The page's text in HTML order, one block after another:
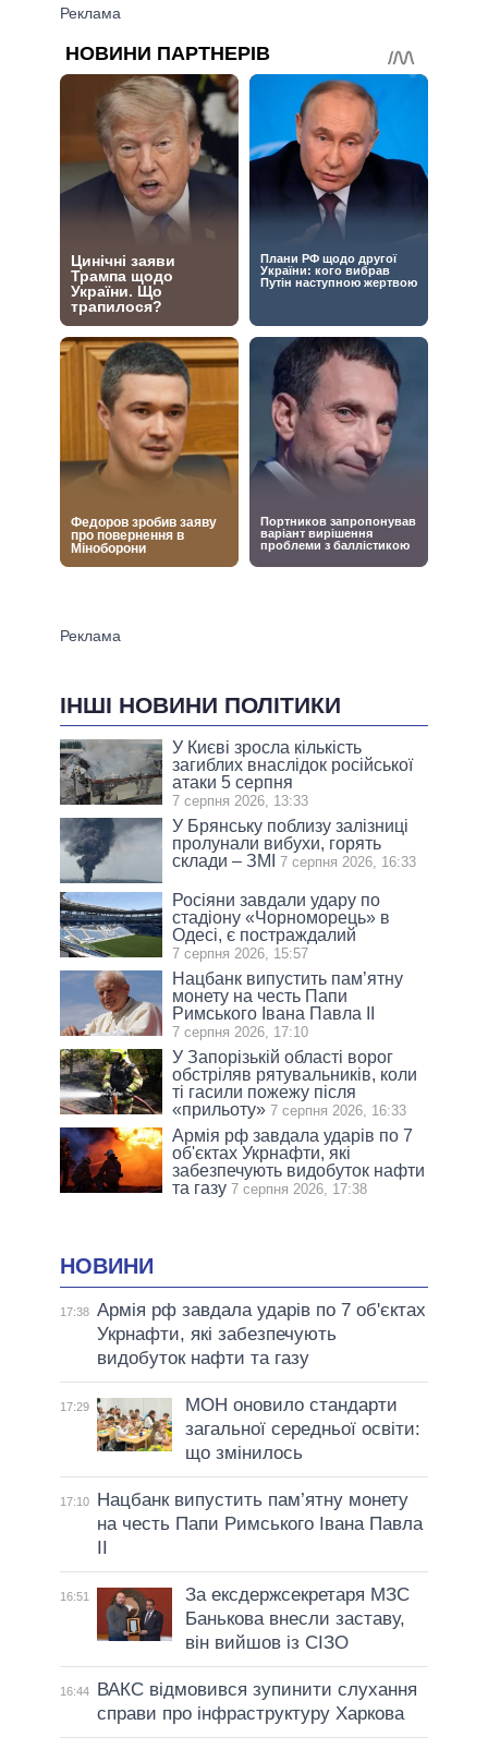
ІНШІ НОВИНИ ПОЛІТИКИ
У Києві зросла кількість
загиблих внаслідок російської
атаки 5 серпня
7 серпня 2026, 13:33
У Брянську поблизу залізниці
пролунали вибухи, горять
склади – ЗМІ
7 серпня 2026, 16:33
Росіяни завдали удару по
стадіону «Чорноморець» в
Одесі, є постраждалий
7 серпня 2026, 15:57
Нацбанк випустить пам’ятну
монету на честь Папи
Римського Івана Павла II
7 серпня 2026, 17:10
У Запорізькій області ворог
обстріляв рятувальників, коли
ті гасили пожежу після
«прильоту» 7 серпня 2026, 16:33
Армія рф завдала ударів по 7
об'єктах Укрнафти, які
забезпечують видобуток нафти
та газу 7 серпня 2026, 17:38
НОВИНИ
17:38 Армія рф завдала ударів по 7 об'єктах
Укрнафти, які забезпечують
видобуток нафти та газу
17:29
МОН оновило стандарти
загальної середньої освіти:
що змінилось
17:10
Нацбанк випустить пам’ятну монету
на честь Папи Римського Івана Павла
16:51
За ексдержсекретаря МЗС
Банькова внесли заставу,
він вийшов із СІЗО
16:44
ВАКС відмовився зупинити слухання
справи про інфраструктуру Харкова